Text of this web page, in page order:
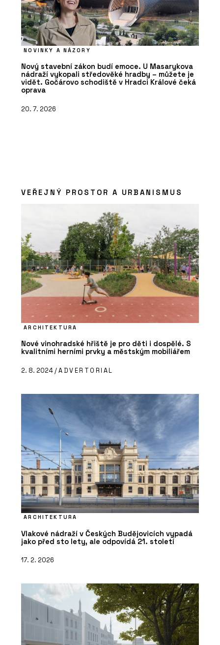
NOVINKY A NÁZORY
Nový stavební zákon budí emoce. U Masarykova
nádraží vykopali středověké hradby – můžete je
vidět. Gočárovo schodiště v Hradci Králové čeká
oprava
20. 7. 2026
VEŘEJNÝ PROSTOR A URBANISMUS
ARCHITEKTURA
Nové vinohradské hřiště je pro děti i dospělé. S
kvalitními herními prvky a městským mobiliářem
2. 8. 2024 /ADVERTORIAL
ARCHITEKTURA
Vlakové nádraží v Českých Budějovicích vypadá
jako před sto lety, ale odpovídá 21. století
17. 2. 2026